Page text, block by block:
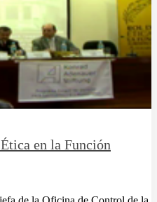
en la Función